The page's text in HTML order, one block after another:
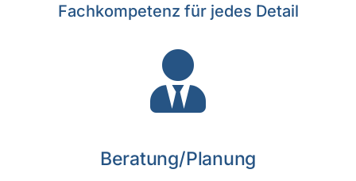
Fachkompetenz für jedes Detail
Beratung/Planung